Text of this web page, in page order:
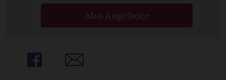
Abo Angebote
Share Share